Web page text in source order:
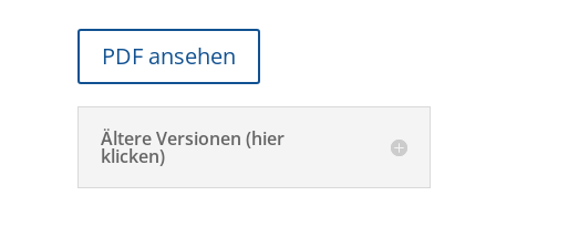
PDF ansehen
Ältere Versionen (hier
klicken)